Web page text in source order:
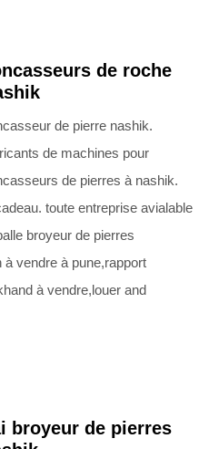
de roche
de pierre nashik.
de machines pour
de pierres à nashik.
toute entreprise avialable
broyeur de pierres
vendre à pune,rapport
à vendre,louer and
broyeur de pierres